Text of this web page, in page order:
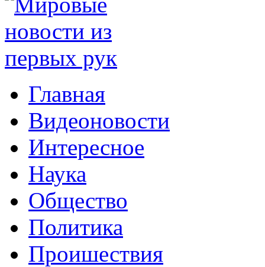
Главная
Видеоновости
Интересное
Наука
Общество
Политика
Проишествия